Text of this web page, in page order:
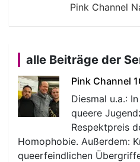
Pink Channel
alle Beiträge der
Pink Channel
Diesmal u.a.:
queere
Respektpreis
Homophobie. Außerdem:
queerfeindlichen